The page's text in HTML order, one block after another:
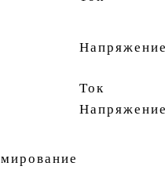
Ток